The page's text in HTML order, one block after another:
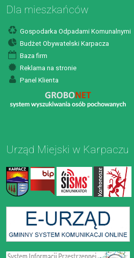
Dla mieszkańców
Gospodarka Odpadami Komunalnymi
Budżet Obywatelski Karpacza
Baza firm
Reklama na stronie
Panel Klienta
Urząd Miejski w Karpaczu